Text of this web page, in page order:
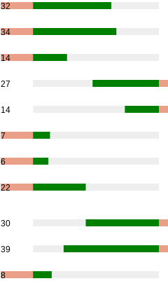
32
34
14
27
14
7
6
22
30
39
8